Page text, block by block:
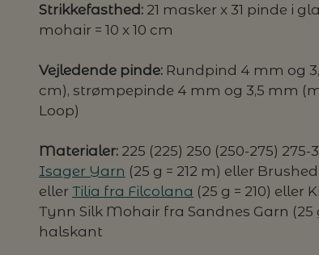
Strikkefasthed: 21 masker x 31 pinde i
mohair = 10 x 10 cm
Vejledende pinde: Rundpind 4 mm og
cm), strømpepinde 4 mm og 3,5 mm
Loop)
Materialer: 225 (225) 250 (250-275) 275-
Isager Yarn (25 g = 212 m) eller
eller Tilia fra Filcolana (25 g = 210) eller
Tynn Silk Mohair fra Sandnes Garn
halskant